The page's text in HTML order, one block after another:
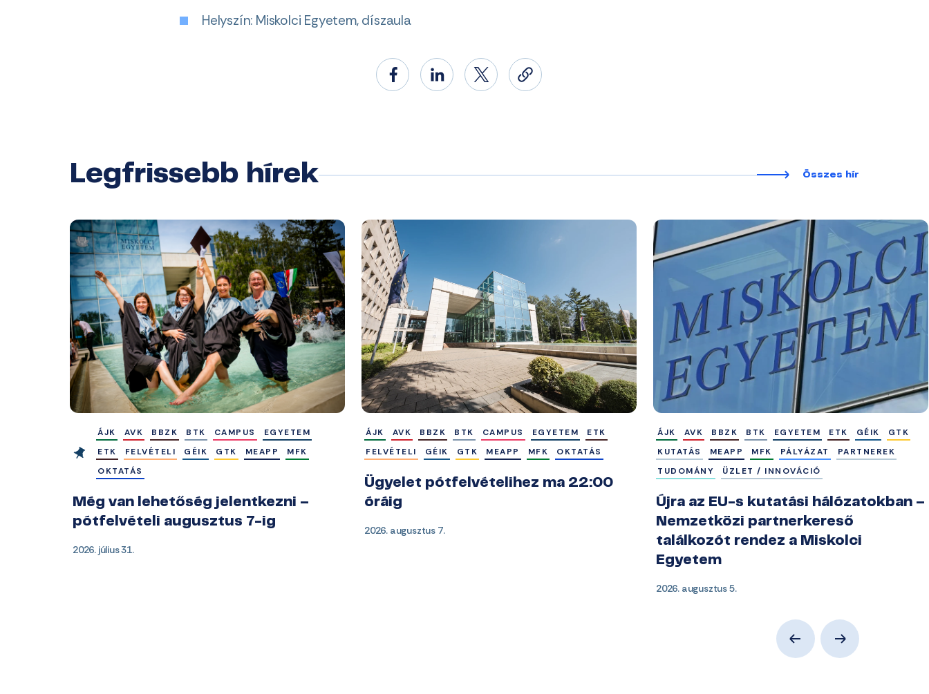
Helyszín: Miskolci Egyetem, díszaula
Legfrissebb hírek Összes hír
ÁJK AVK BBZK BTK CAMPUS
EGYETEM
ETK
FELVÉTELI GÉIK GTK MEAPP
MFK
OKTATÁS
Még van lehetőség jelentkezni –
pótfelvételi augusztus 7-ig
2026. július 31.
ÁJK AVK BBZK BTK CAMPUS EGYETEM
ETK
FELVÉTELI
GÉIK GTK MEAPP MFK OKTATÁS
Ügyelet pótfelvételihez ma 22:00
óráig
2026. augusztus 7.
ÁJK AVK BBZK BTK EGYETEM ETK GÉIK
GTK
KUTATÁS
MEAPP MFK PÁLYÁZAT
PARTNEREK
TUDOMÁNY
ÜZLET / INNOVÁCIÓ
Újra az EU-s kutatási hálózatokban –
Nemzetközi partnerkereső
találkozót rendez a Miskolci
Egyetem
2026. augusztus 5.